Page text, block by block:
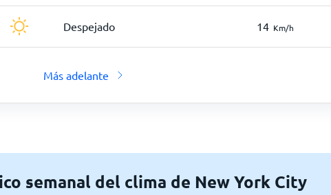
Despejado 14 Km/h
Más adelante
semanal del clima de New York City